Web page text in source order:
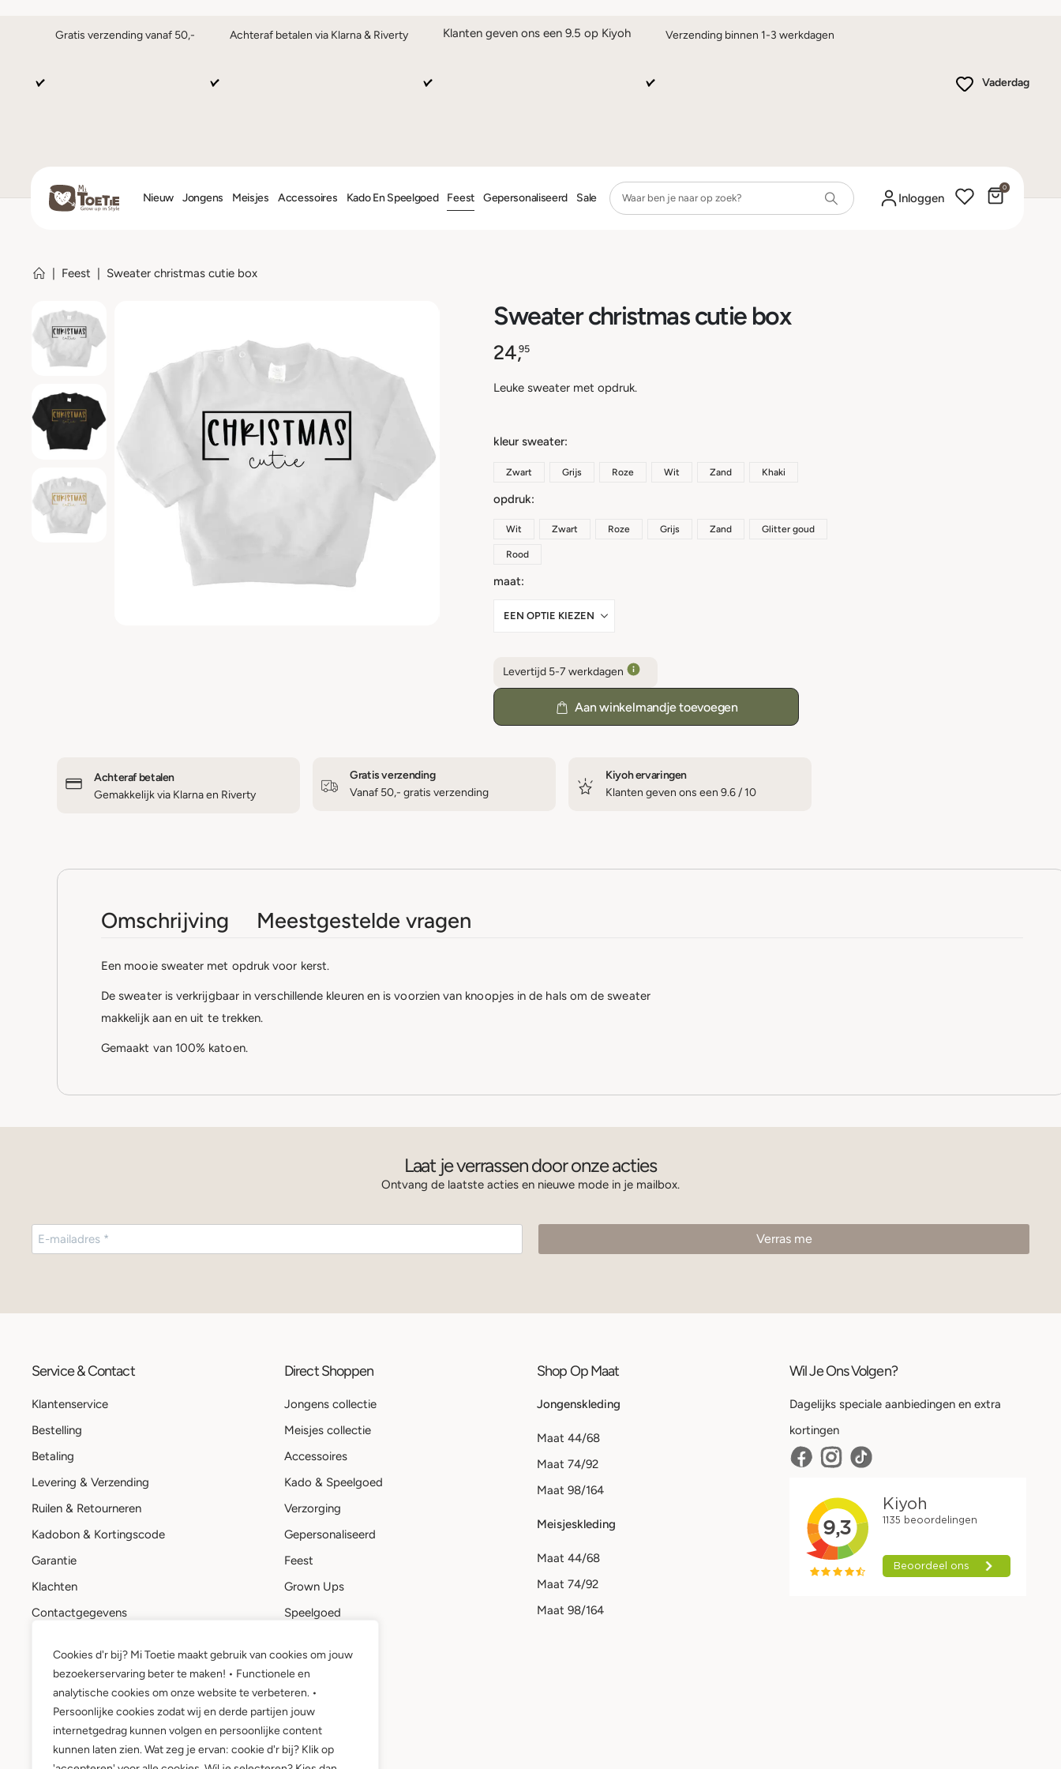
Cookies d'r bij? Mi Toetie maakt gebruik van cookies om jouw
bezoekerservaring beter te maken! • Functionele en
analytische cookies om onze website te verbeteren. •
Persoonlijke cookies zodat wij en derde partijen jouw
internetgedrag kunnen volgen en persoonlijke content
kunnen laten zien. Wat zeg je ervan: cookie d'r bij? Klik op
Gratis verzending vanaf 50,- Achteraf betalen via Klarna & Riverty Klanten geven ons een 9.5 op Kiyoh Verzending binnen 1-3 werkdagen
Vaderdag
Nieuw Jongens Meisjes Accessoires Kado En Speelgoed Feest Gepersonaliseerd Sale Inloggen
0
Feest Sweater christmas cutie box
Sweater christmas cutie box
24,95
Leuke sweater met opdruk.
kleur sweater
Zwart Grijs Roze Wit Zand Khaki
opdruk
Wit Zwart Roze Grijs Zand Glitter goud
Rood
maat
Levertijd 5-7 werkdagen
Aan winkelmandje toevoegen
Achteraf betalen
Gemakkelijk via Klarna en Riverty
Gratis verzending
Vanaf 50,- gratis verzending
Kiyoh ervaringen
Klanten geven ons een 9.6 / 10
Omschrijving Meestgestelde vragen
Een mooie sweater met opdruk voor kerst.
De sweater is verkrijgbaar in verschillende kleuren en is voorzien van knoopjes in de hals om de sweater
makkelijk aan en uit te trekken.
Gemaakt van 100% katoen.
Laat je verrassen door onze acties
Ontvang de laatste acties en nieuwe mode in je mailbox.
Service & Contact
Klantenservice
Bestelling
Betaling
Levering & Verzending
Ruilen & Retourneren
Kadobon & Kortingscode
Garantie
Klachten
Contactgegevens
Mi Toetie account
Wie is Mi Toetie?
Direct Shoppen
Jongens collectie
Meisjes collectie
Accessoires
Kado & Speelgoed
Verzorging
Gepersonaliseerd
Feest
Grown Ups
Speelgoed
Shop Op Maat
Jongenskleding
Maat 44/68
Maat 74/92
Maat 98/164
Meisjeskleding
Maat 44/68
Maat 74/92
Maat 98/164
Wil Je Ons Volgen?
Dagelijks speciale aanbiedingen en extra
kortingen